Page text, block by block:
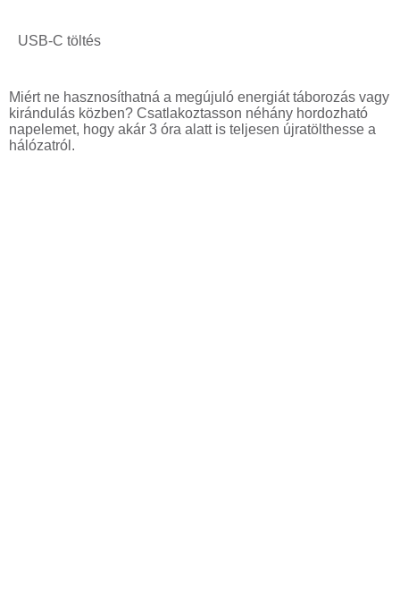
USB-C töltés
Miért ne hasznosíthatná a megújuló energiát táborozás vagy
kirándulás közben? Csatlakoztasson néhány hordozható
napelemet, hogy akár 3 óra alatt is teljesen újratölthesse a
hálózatról.